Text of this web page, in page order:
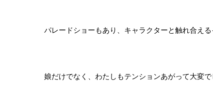
パレードショーもあり、キャラクターと触れ合え
娘だけでなく、わたしもテンションあがって大変で